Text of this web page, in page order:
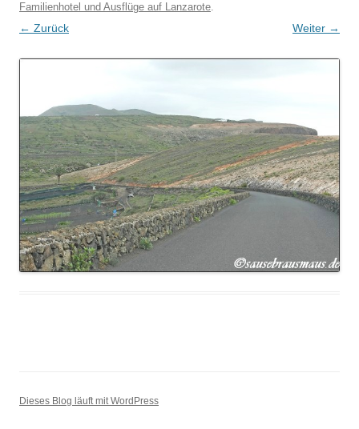
Familienhotel und Ausflüge auf Lanzarote.
← Zurück Weiter →
Dieses Blog läuft mit WordPress